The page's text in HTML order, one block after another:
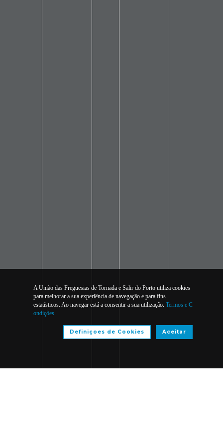
A União das Freguesias de Tornada e Salir do Porto utiliza cookies
para melhorar a sua experiência de navegação e para fins
estatísticos. Ao navegar está a consentir a sua utilização. Termos e C
ondições
Aceitar
Definiçoes de Cookies